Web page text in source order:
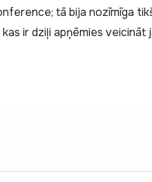
tā bija nozīmīga
ir dziļi apņēmies veicināt